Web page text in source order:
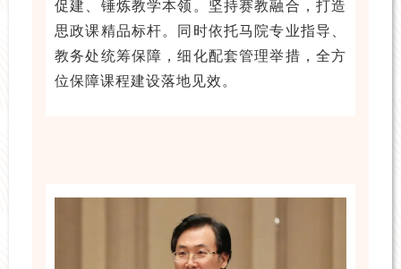
促建、锤炼教学本领。坚持赛教融合，打造
思政课精品标杆。同时依托马院专业指导、
教务处统筹保障，细化配套管理举措，全方
位保障课程建设落地见效。